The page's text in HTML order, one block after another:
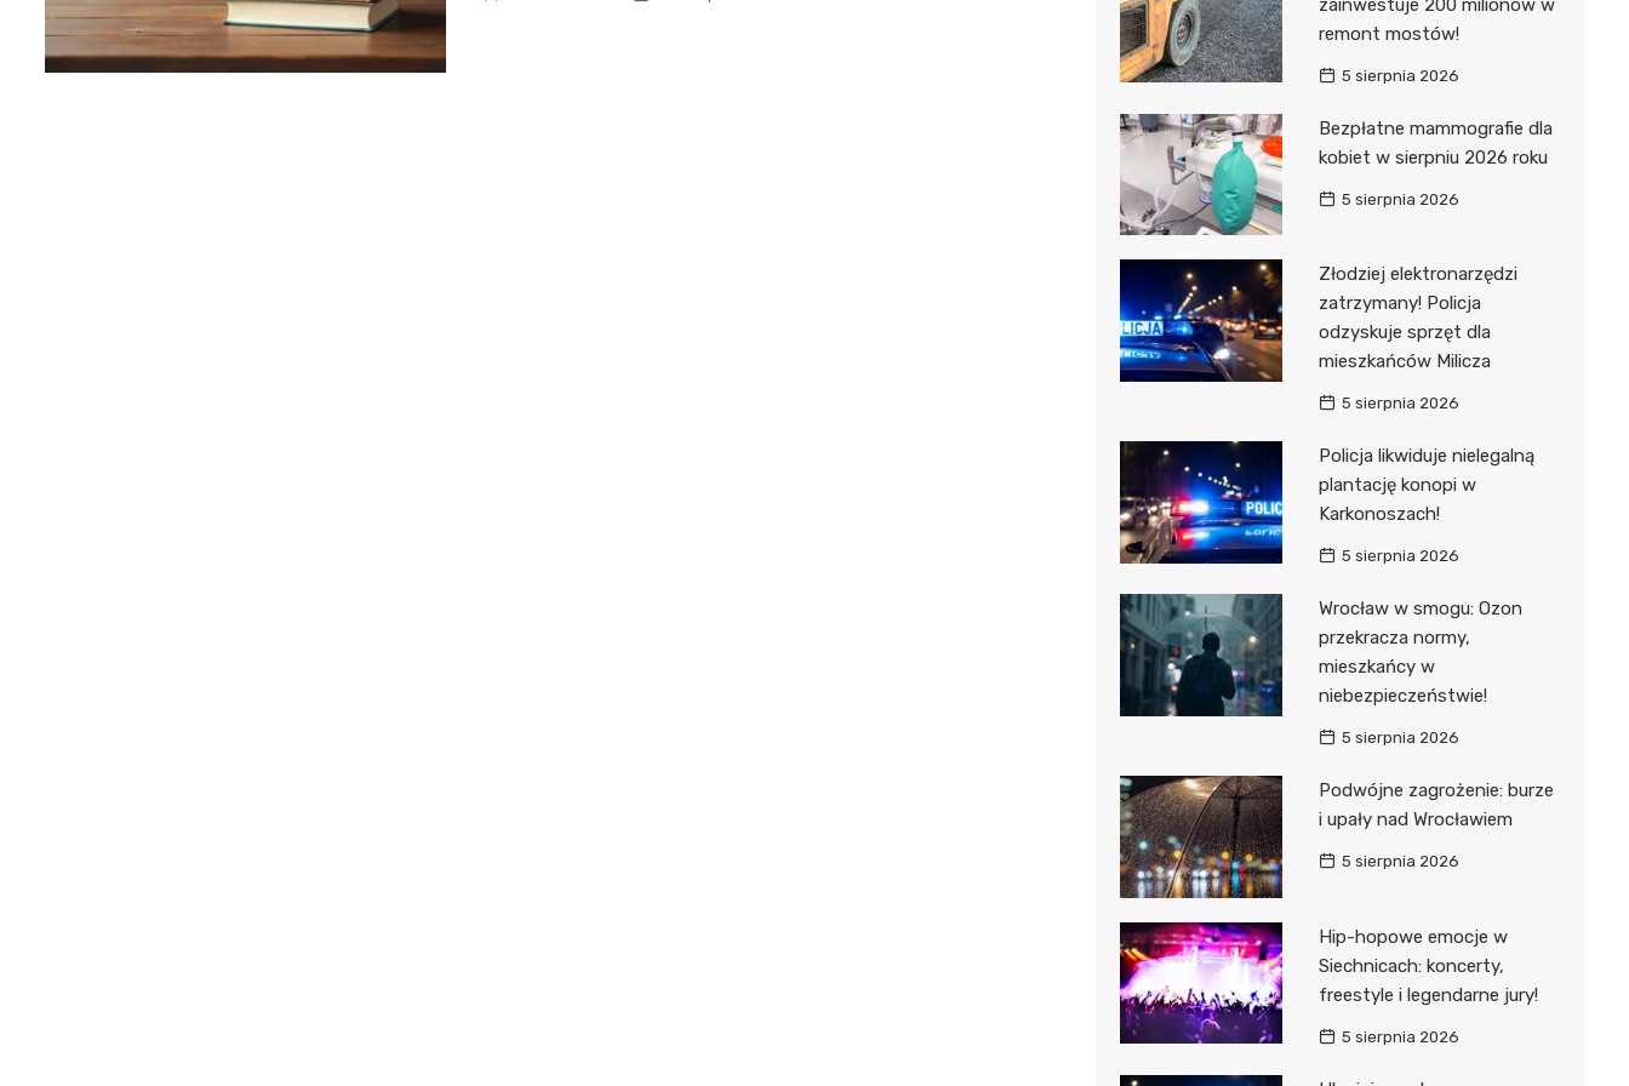
zainwestuje 200 milionów w
remont mostów!
5 sierpnia 2026
Bezpłatne mammografie dla
kobiet w sierpniu 2026 roku
5 sierpnia 2026
Złodziej elektronarzędzi
zatrzymany! Policja
odzyskuje sprzęt dla
mieszkańców Milicza
5 sierpnia 2026
Policja likwiduje nielegalną
plantację konopi w
Karkonoszach!
5 sierpnia 2026
Wrocław w smogu: Ozon
przekracza normy,
mieszkańcy w
niebezpieczeństwie!
5 sierpnia 2026
Podwójne zagrożenie: burze
i upały nad Wrocławiem
5 sierpnia 2026
Hip-hopowe emocje w
Siechnicach: koncerty,
freestyle i legendarne jury!
5 sierpnia 2026